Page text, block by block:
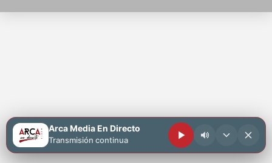
Arca Media En Directo
Transmisión continua